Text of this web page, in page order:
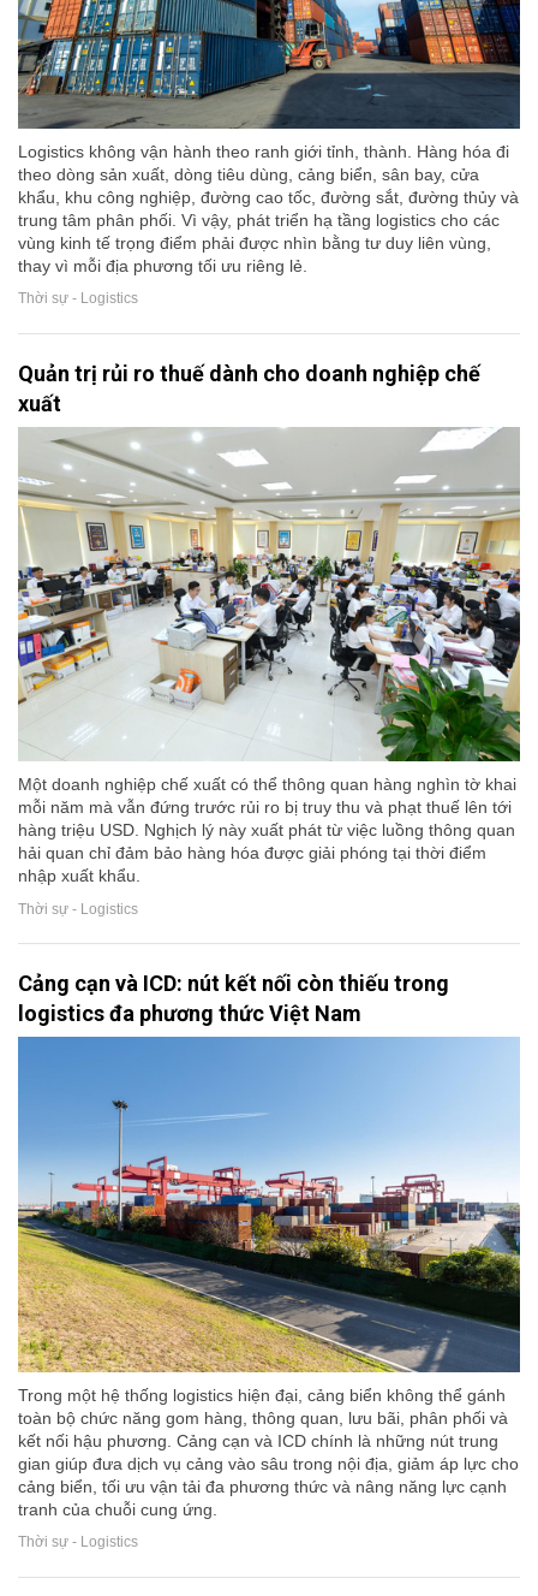
Logistics không vận hành theo ranh giới tỉnh, thành. Hàng hóa đi
theo dòng sản xuất, dòng tiêu dùng, cảng biển, sân bay, cửa
khẩu, khu công nghiệp, đường cao tốc, đường sắt, đường thủy và
trung tâm phân phối. Vì vậy, phát triển hạ tầng logistics cho các
vùng kinh tế trọng điểm phải được nhìn bằng tư duy liên vùng,
thay vì mỗi địa phương tối ưu riêng lẻ.
Thời sự - Logistics
Quản trị rủi ro thuế dành cho doanh nghiệp chế
xuất
Một doanh nghiệp chế xuất có thể thông quan hàng nghìn tờ khai
mỗi năm mà vẫn đứng trước rủi ro bị truy thu và phạt thuế lên tới
hàng triệu USD. Nghịch lý này xuất phát từ việc luồng thông quan
hải quan chỉ đảm bảo hàng hóa được giải phóng tại thời điểm
nhập xuất khẩu.
Thời sự - Logistics
Cảng cạn và ICD: nút kết nối còn thiếu trong
logistics đa phương thức Việt Nam
Trong một hệ thống logistics hiện đại, cảng biển không thể gánh
toàn bộ chức năng gom hàng, thông quan, lưu bãi, phân phối và
kết nối hậu phương. Cảng cạn và ICD chính là những nút trung
gian giúp đưa dịch vụ cảng vào sâu trong nội địa, giảm áp lực cho
cảng biển, tối ưu vận tải đa phương thức và nâng năng lực cạnh
tranh của chuỗi cung ứng.
Thời sự - Logistics